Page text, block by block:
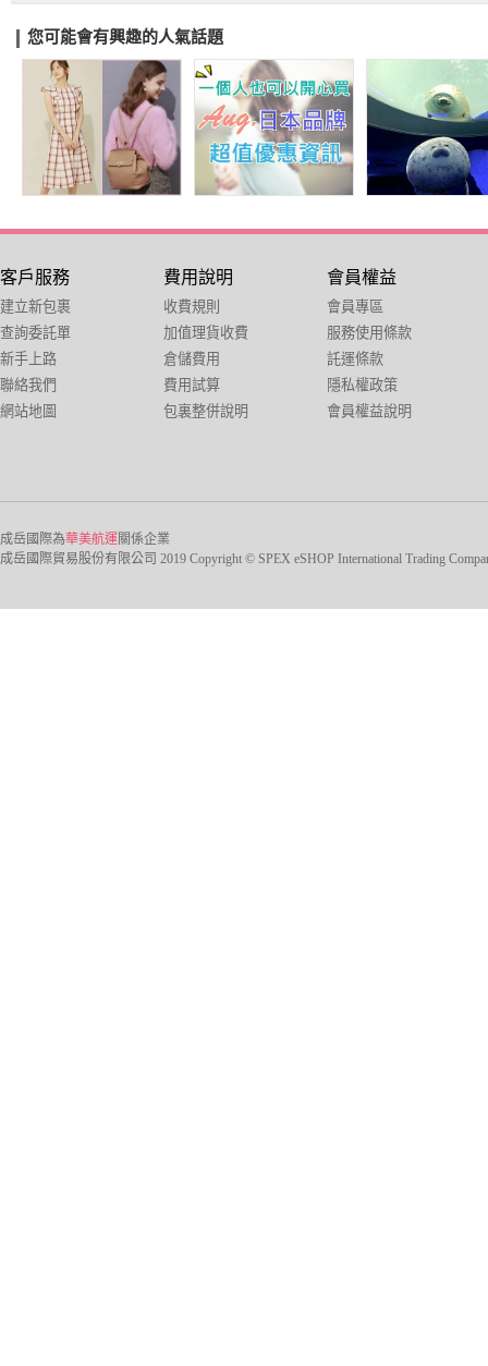
您可能會有興趣的人氣話題
客戶服務
建立新包裹
查詢委託單
新手上路
聯絡我們
網站地圖
費用說明
收費規則
加值理貨收費
倉儲費用
費用試算
包裏整併說明
會員權益
會員專區
服務使用條款
託運條款
隱私權政策
會員權益說明
成岳國際為華美航運關係企業
成岳國際貿易股份有限公司 2019 Copyright © SPEX eSHOP International Trading